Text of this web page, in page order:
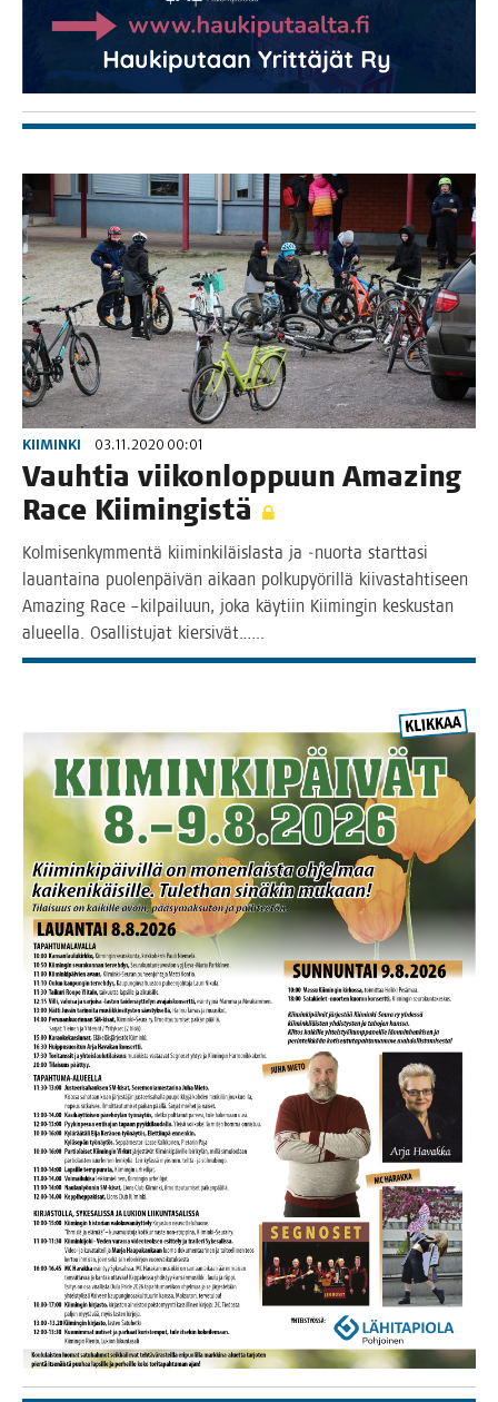
KIIMINKI 03.11.2020 00:01
Vauh­tia vii­kon­lop­puun Amazing
Race Kiimingistä
Kol­mi­sen­kym­men­tä kii­min­ki­läis­las­ta ja ‑nuor­ta start­ta­si
lau­an­tai­na puo­len­päi­vän aikaan pol­ku­pyö­ril­lä kii­vas­tah­ti­seen
Amazing Race –kil­pai­luun, joka käy­tiin Kii­min­gin kes­kus­tan
alu­eel­la. Osal­lis­tu­jat kiersivät.…..